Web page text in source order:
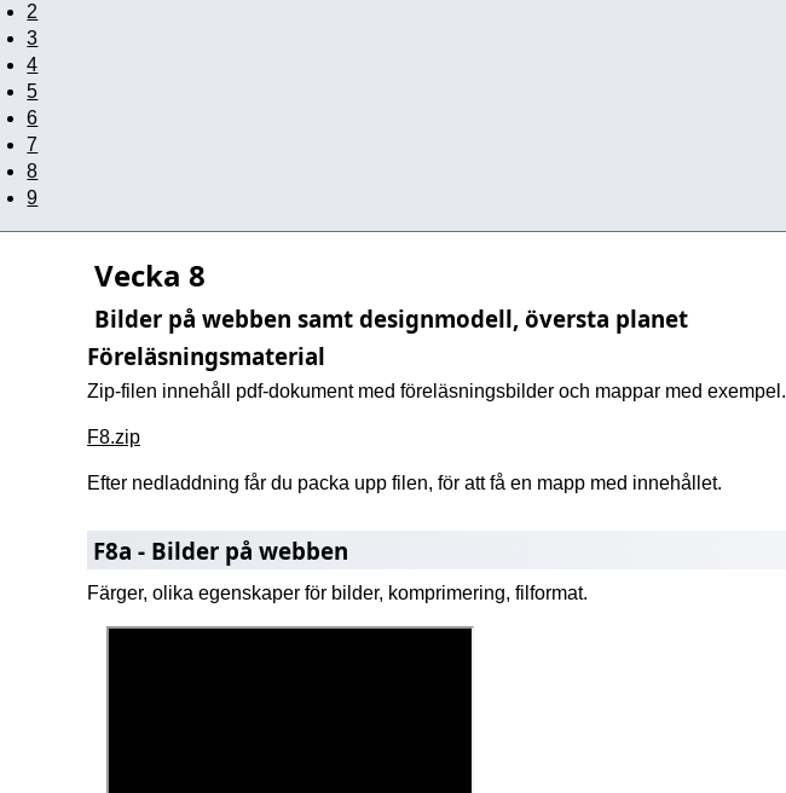
2
3
4
5
6
7
8
9
Vecka 8
Bilder på webben samt designmodell, översta planet
Föreläsningsmaterial
Zip-filen innehåll pdf-dokument med föreläsningsbilder och mappar med exempel.
F8.zip
Efter nedladdning får du packa upp filen, för att få en mapp med innehållet.
F8a - Bilder på webben
Färger, olika egenskaper för bilder, komprimering, filformat.